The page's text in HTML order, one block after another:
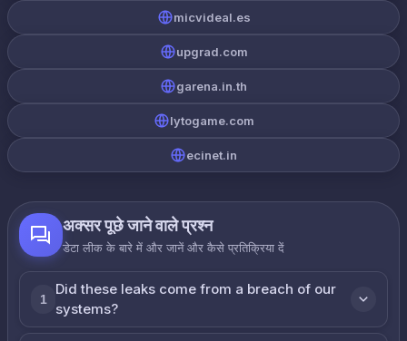
micvideal.es
upgrad.com
garena.in.th
lytogame.com
ecinet.in
अक्सर पूछे जाने वाले प्रश्न
डेटा लीक के बारे में और जानें और कैसे प्रतिक्रिया दें
1
Did these leaks come from a breach of our
systems?